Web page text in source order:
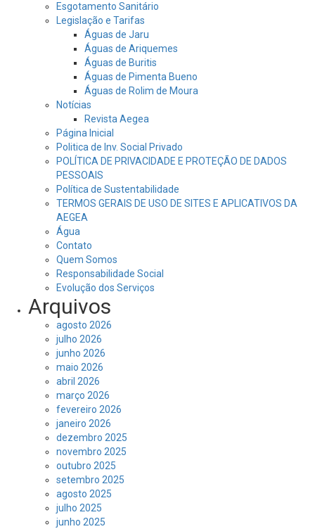
Esgotamento Sanitário
Legislação e Tarifas
Águas de Jaru
Águas de Ariquemes
Águas de Buritis
Águas de Pimenta Bueno
Águas de Rolim de Moura
Notícias
Revista Aegea
Página Inicial
Politica de Inv. Social Privado
POLÍTICA DE PRIVACIDADE E PROTEÇÃO DE DADOS
PESSOAIS
Política de Sustentabilidade
TERMOS GERAIS DE USO DE SITES E APLICATIVOS DA
AEGEA
Água
Contato
Quem Somos
Responsabilidade Social
Evolução dos Serviços
Arquivos
agosto 2026
julho 2026
junho 2026
maio 2026
abril 2026
março 2026
fevereiro 2026
janeiro 2026
dezembro 2025
novembro 2025
outubro 2025
setembro 2025
agosto 2025
julho 2025
junho 2025